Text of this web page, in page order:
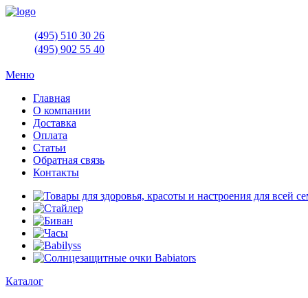
(495) 510 30 26
(495) 902 55 40
Меню
Главная
О компании
Доставка
Оплата
Статьи
Обратная связь
Контакты
Каталог